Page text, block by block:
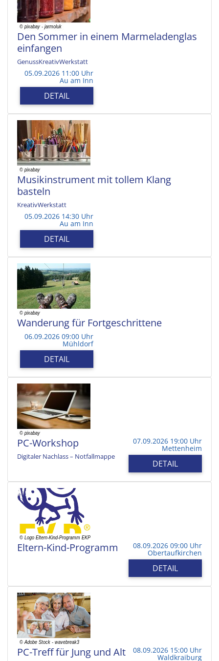
Den Sommer in einem Marmeladenglas
einfangen
GenussKreativWerkstatt
05.09.2026 11:00 Uhr
Au am Inn
DETAIL
Musikinstrument mit tollem Klang
basteln
KreativWerkstatt
05.09.2026 14:30 Uhr
Au am Inn
DETAIL
Wanderung für Fortgeschrittene
06.09.2026 09:00 Uhr
Mühldorf
DETAIL
PC-Workshop
Digitaler Nachlass – Notfallmappe
07.09.2026 19:00 Uhr
Mettenheim
DETAIL
Eltern-Kind-Programm 08.09.2026 09:00 Uhr
Obertaufkirchen
DETAIL
PC-Treff für Jung und Alt 08.09.2026 15:00 Uhr
Waldkraiburg